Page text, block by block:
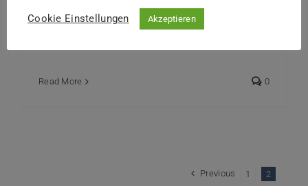
Ein Rechtsformular als einziges
Read More 0
Previous 1 2
Cookie Einstellungen Akzeptieren